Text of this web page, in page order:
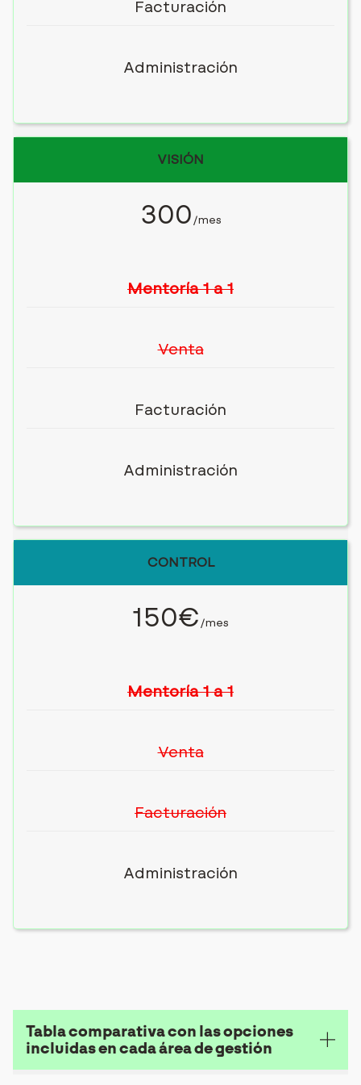
Facturación
Administración
VISIÓN
300/mes
Mentoría 1 a 1
Venta
Facturación
Administración
CONTROL
150€/mes
Mentoría 1 a 1
Venta
Facturación
Administración
Tabla comparativa con las opciones
incluidas en cada área de gestión